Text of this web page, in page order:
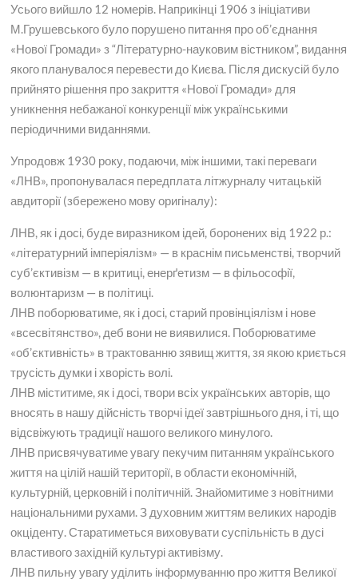
Усього вийшло 12 номерів. Наприкінці 1906 з ініціативи
М.Грушевського було порушено питання про об’єднання
«Нової Громади» з “Літературно-науковим вістником”, видання
якого планувалося перевести до Києва. Після дискусій було
прийнято рішення про закриття «Нової Громади» для
уникнення небажаної конкуренції між українськими
періодичними виданнями.
Упродовж 1930 року, подаючи, між іншими, такі переваги
«ЛНВ», пропонувалася передплата літжурналу читацькій
авдиторії (збережено мову оригіналу):
ЛНВ, як і досі, буде виразником ідей, боронених від 1922 р.:
«літературний імперіялізм» — в краснім письменстві, творчий
суб’єктивізм — в критиці, енерґетизм — в фільософії,
волюнтаризм — в політиці.
ЛНВ поборюватиме, як і досі, старий провінціялізм і нове
«всесвітянство», деб вони не виявилися. Поборюватиме
«об’єктивність» в трактованню зявищ життя, зя якою криється
трусість думки і хворість волі.
ЛНВ міститиме, як і досі, твори всіх українських авторів, що
вносять в нашу дійсність творчі ідеї завтрішнього дня, і ті, що
відсвіжують традиції нашого великого минулого.
ЛНВ присвячуватиме увагу пекучим питанням українського
життя на цілій нашій території, в области економічній,
культурній, церковній і політичній. Знайомитиме з новітними
національними рухами. З духовним життям великих народів
окціденту. Старатиметься виховувати суспільність в дусі
властивого західній культурі активізму.
ЛНВ пильну увагу уділить інформуванню про життя Великої